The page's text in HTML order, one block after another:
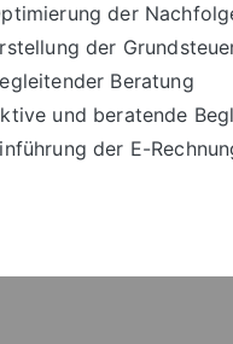
der
der
Beratung
und beratende
der E-